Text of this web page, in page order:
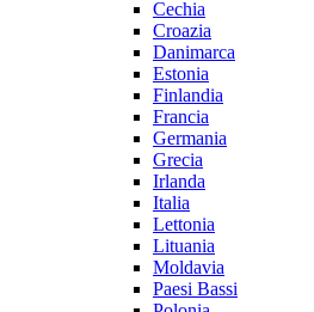
Cechia
Croazia
Danimarca
Estonia
Finlandia
Francia
Germania
Grecia
Irlanda
Italia
Lettonia
Lituania
Moldavia
Paesi Bassi